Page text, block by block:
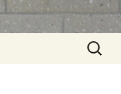
検
索: